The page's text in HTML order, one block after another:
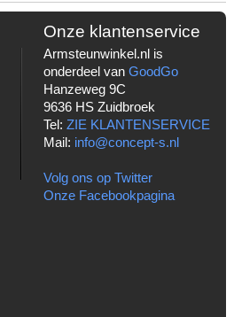
Onze klantenservice
Armsteunwinkel.nl is
onderdeel van GoodGo
Hanzeweg 9C
9636 HS Zuidbroek
Tel: ZIE KLANTENSERVICE
Mail: info@concept-s.nl
Volg ons op Twitter
Onze Facebookpagina